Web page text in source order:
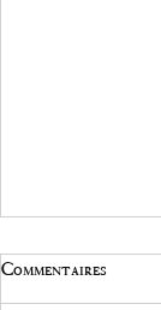
Commentaires